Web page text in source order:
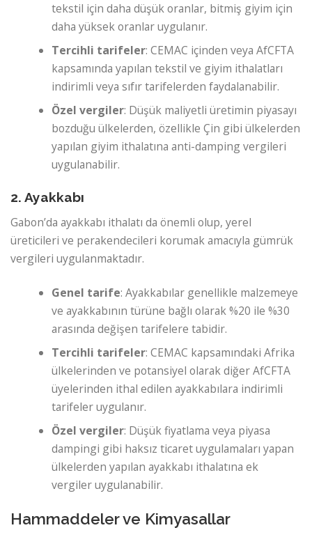
tekstil için daha düşük oranlar, bitmiş giyim için
daha yüksek oranlar uygulanır.
Tercihli tarifeler: CEMAC içinden veya AfCFTA
kapsamında yapılan tekstil ve giyim ithalatları
indirimli veya sıfır tarifelerden faydalanabilir.
Özel vergiler: Düşük maliyetli üretimin piyasayı
bozduğu ülkelerden, özellikle Çin gibi ülkelerden
yapılan giyim ithalatına anti-damping vergileri
uygulanabilir.
2. Ayakkabı
Gabon’da ayakkabı ithalatı da önemli olup, yerel
üreticileri ve perakendecileri korumak amacıyla gümrük
vergileri uygulanmaktadır.
Genel tarife: Ayakkabılar genellikle malzemeye
ve ayakkabının türüne bağlı olarak %20 ile %30
arasında değişen tarifelere tabidir.
Tercihli tarifeler: CEMAC kapsamındaki Afrika
ülkelerinden ve potansiyel olarak diğer AfCFTA
üyelerinden ithal edilen ayakkabılara indirimli
tarifeler uygulanır.
Özel vergiler: Düşük fiyatlama veya piyasa
dampingi gibi haksız ticaret uygulamaları yapan
ülkelerden yapılan ayakkabı ithalatına ek
vergiler uygulanabilir.
Hammaddeler ve Kimyasallar